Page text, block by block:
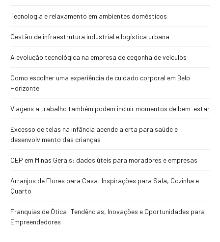
Tecnologia e relaxamento em ambientes domésticos
Gestão de infraestrutura industrial e logística urbana
A evolução tecnológica na empresa de cegonha de veículos
Como escolher uma experiência de cuidado corporal em Belo
Horizonte
Viagens a trabalho também podem incluir momentos de bem-estar
Excesso de telas na infância acende alerta para saúde e
desenvolvimento das crianças
CEP em Minas Gerais: dados úteis para moradores e empresas
Arranjos de Flores para Casa: Inspirações para Sala, Cozinha e
Quarto
Franquias de Ótica: Tendências, Inovações e Oportunidades para
Empreendedores